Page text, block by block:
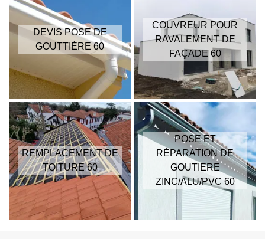
DEVIS POSE DE
GOUTTIÈRE 60
COUVREUR POUR
RAVALEMENT DE
FAÇADE 60
REMPLACEMENT DE
TOITURE 60
POSE ET
RÉPARATION DE
GOUTIERE
ZINC/ALU/PVC 60